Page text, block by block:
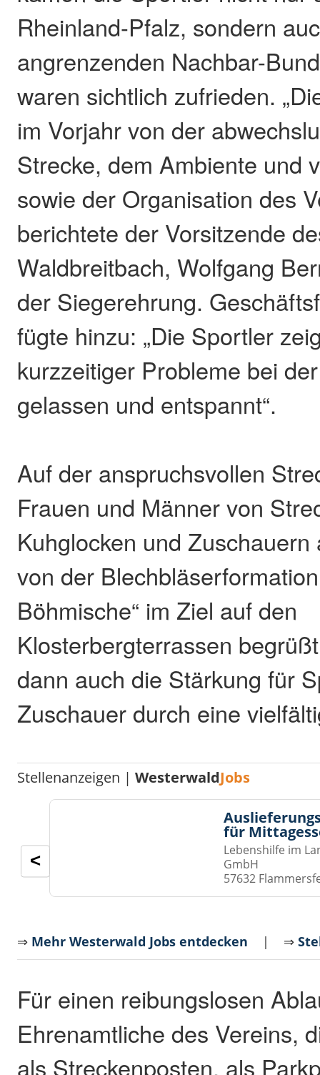
Rheinland-Pfalz, sondern
angrenzenden Nachbar-
waren sichtlich zufrieden.
im Vorjahr von der
Strecke, dem Ambiente und
sowie der Organisation des
berichtete der Vorsitzende
Waldbreitbach, Wolfgang
der Siegerehrung.
fügte hinzu: „Die Sportler
kurzzeitiger Probleme bei
gelassen und entspannt“.
Auf der anspruchsvollen
Frauen und Männer von
Kuhglocken und
von der
Böhmische“ im Ziel auf den
Klosterbergterrassen
dann auch die Stärkung für
Zuschauer durch eine
Stellenanzeigen |WesterwaldJobs
für
Lebenshilfe im
GmbH
57632
<
⇒ Mehr Westerwald Jobs entdecken | ⇒
Für einen reibungslosen
Ehrenamtliche des Vereins,
als Streckenposten, als